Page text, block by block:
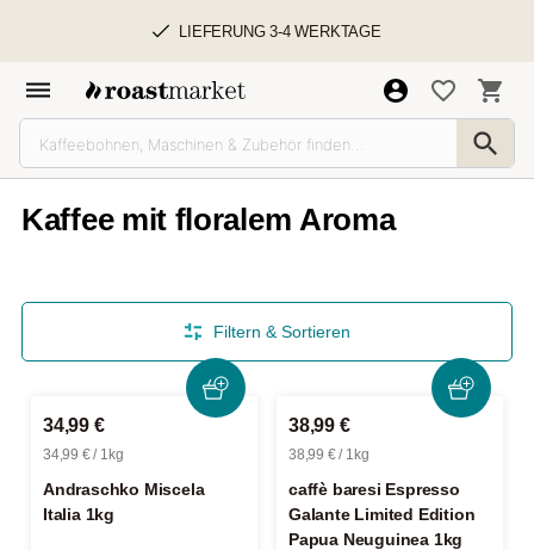
LIEFERUNG 3-4 WERKTAGE
Kaffee mit floralem Aroma
Filtern & Sortieren
34,99 €
34,99 € / 1kg
Andraschko Miscela
Italia 1kg
38,99 €
38,99 € / 1kg
caffè baresi Espresso
Galante Limited Edition
Papua Neuguinea 1kg